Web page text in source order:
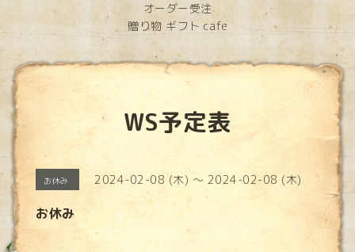
オーダー受注
贈り物 ギフト cafe
WS予定表
お休み 2024-02-08 (木) ～ 2024-02-08 (木)
お休み